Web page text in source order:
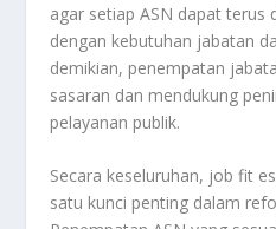
agar setiap ASN dapat terus
dengan kebutuhan jabatan
demikian, penempatan
sasaran dan mendukung
pelayanan publik.
Secara keseluruhan, job fit
satu kunci penting dalam